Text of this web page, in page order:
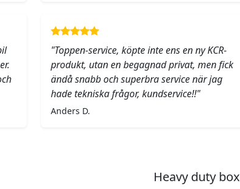
"Toppen-service, köpte inte ens en ny KCR-
produkt, utan en begagnad privat, men fick
ändå snabb och superbra service när jag
hade tekniska frågor, kundservice!!"
Anders D.
Heavy duty box